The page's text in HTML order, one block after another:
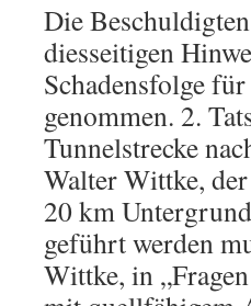
Die
diesseitigen
Schadensfolge
genommen. 2.
Tunnelstrecke
Walter Wittke,
20 km
geführt werden
Wittke, in